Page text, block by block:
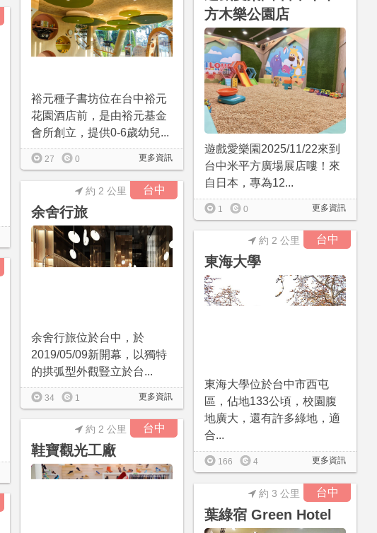
裕元種子書坊位在台中裕元
花園酒店前，是由裕元基金
會所創立，提供0-6歲幼兒...
更多資訊
27 0
方木樂公園店
遊戲愛樂園2025/11/22來到
台中米平方廣場展店嘍！來
自日本，專為12...
更多資訊
1 0
台中
余舍行旅
約 2 公里
余舍行旅位於台中，於
2019/05/09新開幕，以獨特
的拱弧型外觀豎立於台...
更多資訊
34 1
台中
東海大學
約 2 公里
東海大學位於台中市西屯
區，佔地133公頃，校園腹
地廣大，還有許多綠地，適
合...
更多資訊
166 4
台中
鞋寶觀光工廠
約 2 公里
台中
葉綠宿 Green Hotel
約 3 公里